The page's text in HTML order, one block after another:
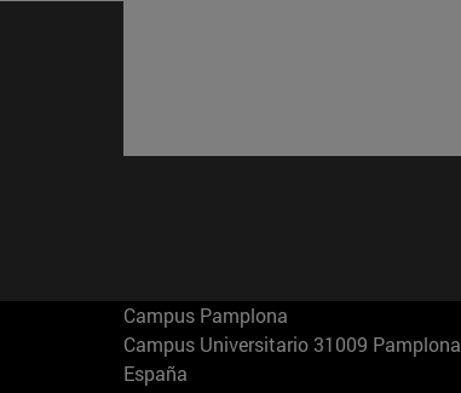
Campus Pamplona
Campus Universitario 31009 Pamplona
España